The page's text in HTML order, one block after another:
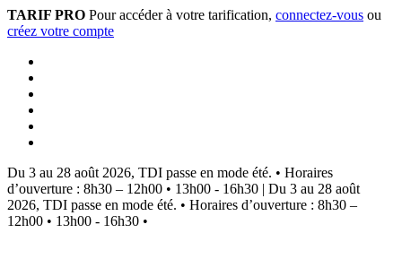
TARIF PRO Pour accéder à votre tarification, connectez-vous ou
créez votre compte
Du 3 au 28 août 2026, TDI passe en mode été. • Horaires
d’ouverture : 8h30 – 12h00 • 13h00 - 16h30 | Du 3 au 28 août
2026, TDI passe en mode été. • Horaires d’ouverture : 8h30 –
12h00 • 13h00 - 16h30 •